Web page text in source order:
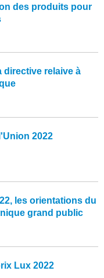
des produits pour
directive relaive à
2022
les orientations du
grand public
Lux 2022